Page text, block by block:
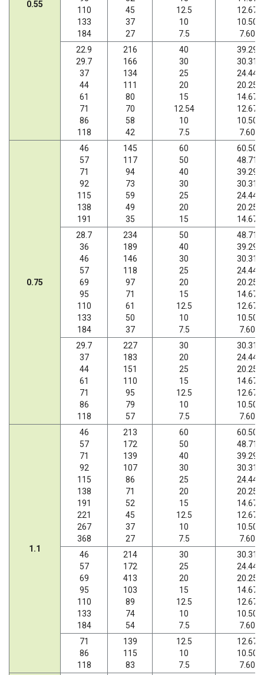
0.55
110
133
184
45
37
27
12.5
10
7.5
12.67
10.50
7.60
22.9
29.7
37
44
61
71
86
118
216
166
134
111
80
70
58
42
40
30
25
20
15
12.54
10
7.5
39.29
30.31
24.44
20.25
14.67
12.67
10.50
7.60
0.75
46
57
71
92
115
138
191
145
117
94
73
59
49
35
60
50
40
30
25
20
15
60.50
48.71
39.29
30.31
24.44
20.25
14.67
28.7
36
46
57
69
95
110
133
184
234
189
146
118
97
71
61
50
37
50
40
30
25
20
15
12.5
10
7.5
48.71
39.29
30.31
24.44
20.25
14.67
12.67
10.50
7.60
29.7
37
44
61
71
86
118
227
183
151
110
95
79
57
30
20
25
15
12.5
10
7.5
30.31
24.44
20.25
14.67
12.67
10.50
7.60
1.1
46
57
71
92
115
138
191
221
267
368
213
172
139
107
86
71
52
45
37
27
60
50
40
30
25
20
15
12.5
10
7.5
60.50
48.71
39.29
30.31
24.44
20.25
14.67
12.67
10.50
7.60
46
57
69
95
110
133
184
214
172
413
103
89
74
54
30
25
20
15
12.5
10
7.5
30.31
24.44
20.25
14.67
12.67
10.50
7.60
71
86
118
139
115
83
12.5
10
7.5
12.67
10.50
7.60